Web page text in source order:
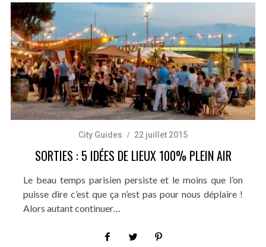
City Guides 22 juillet 2015
SORTIES : 5 IDÉES DE LIEUX 100% PLEIN AIR
Le beau temps parisien persiste et le moins que l’on
puisse dire c’est que ça n’est pas pour nous déplaire !
Alors autant continuer…